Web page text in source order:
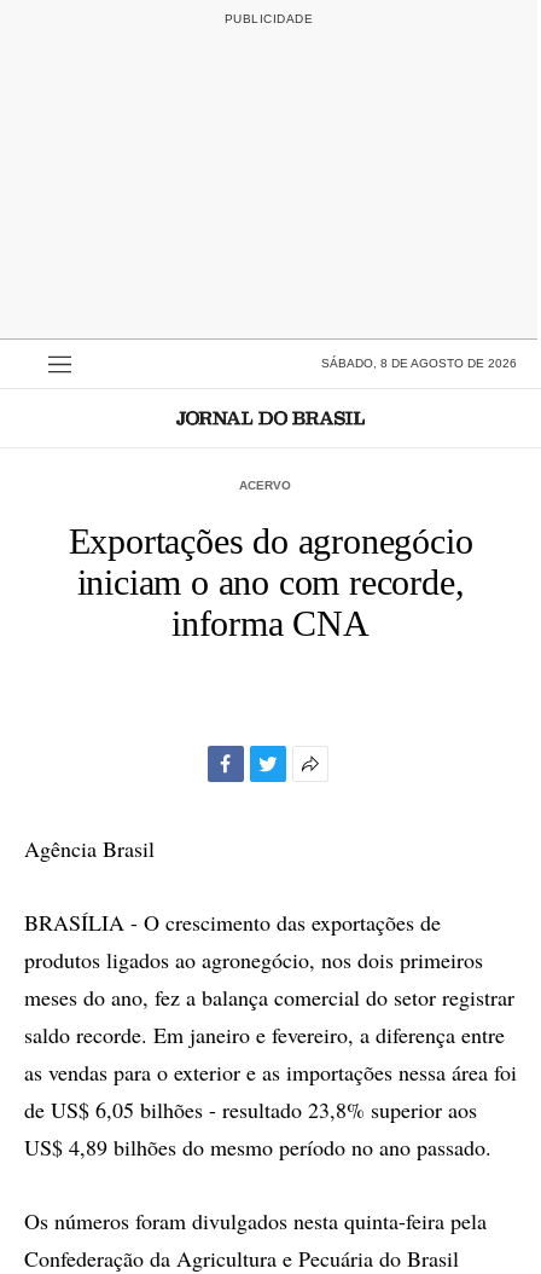
SÁBADO, 8 DE AGOSTO DE 2026
ACERVO
Exportações do agronegócio
iniciam o ano com recorde,
informa CNA
Agência Brasil
BRASÍLIA - O crescimento das exportações de
produtos ligados ao agronegócio, nos dois primeiros
meses do ano, fez a balança comercial do setor registrar
saldo recorde. Em janeiro e fevereiro, a diferença entre
as vendas para o exterior e as importações nessa área foi
de US$ 6,05 bilhões - resultado 23,8% superior aos
US$ 4,89 bilhões do mesmo período no ano passado.
Os números foram divulgados nesta quinta-feira pela
Confederação da Agricultura e Pecuária do Brasil